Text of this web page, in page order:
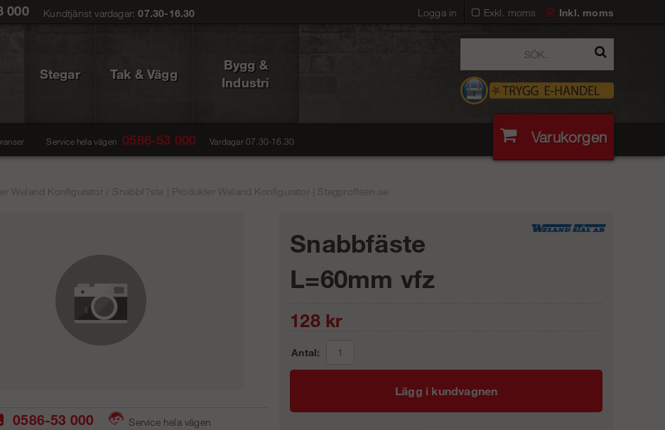
Exkl. moms Inkl. moms
000 Kundtjänst vardagar:07.30-16.30 Logga in
Stegar Tak & Vägg
Bygg &
Industri
Service hela vägen 0586-53 000 Vardagar 07.30-16.30 Varukorgen
Weland Konfigurator/ Snabbf?ste | Produkter Weland Konfigurator | Stegproffsen.se
0586-53 000
Service hela vägen
Snabbfäste
L=60mm vfz
128kr
Antal:
Lägg i kundvagnen